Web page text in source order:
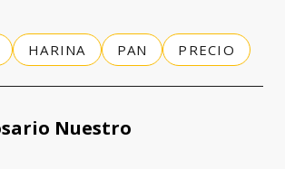
HARINA PAN
PRECIO
Nuestro